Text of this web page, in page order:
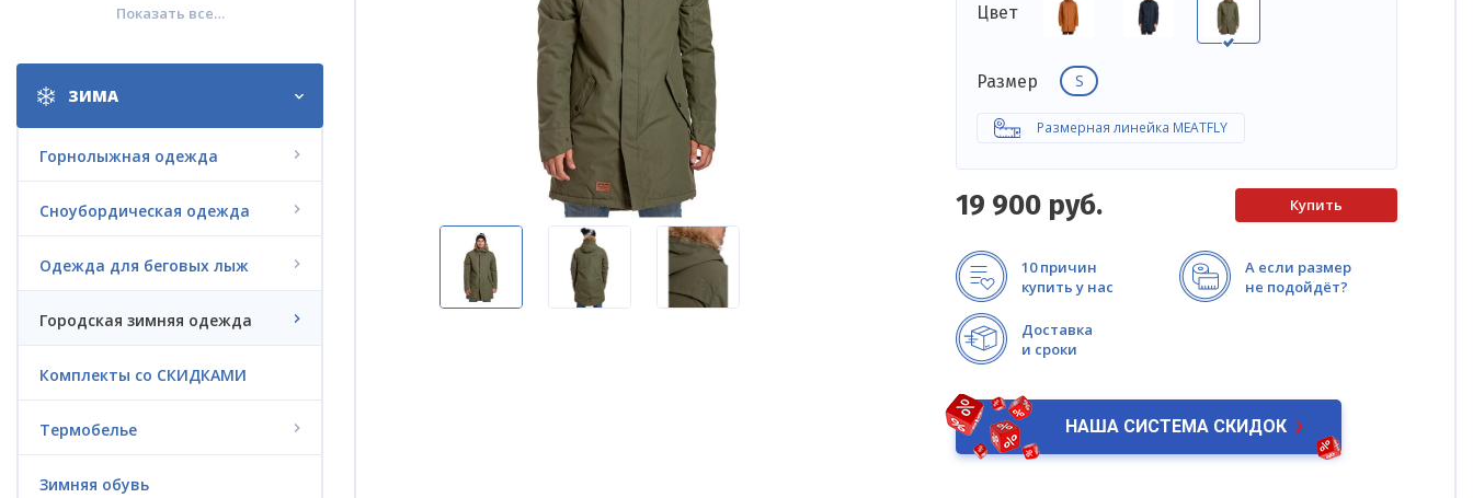
Кайтсерфинг
Водные лыжи
Дайвинг
Jet Surf
Электро-серфинг LIFTFOIL
Электрофойл G-FOIL
Гидроодежда
Триатлон
Показать все…
ЗИМА
Горнолыжная одежда
Сноубордическая одежда
Одежда для беговых лыж
Городская зимняя одежда
Комплекты со СКИДКАМИ
Термобелье
Зимняя обувь
Цвет
Размер S
Размерная линейка MEATFLY
19 900 руб.
10 причин
купить у нас
А если размер
не подойдёт?
Доставка
и сроки
НАША СИСТЕМА СКИДОК